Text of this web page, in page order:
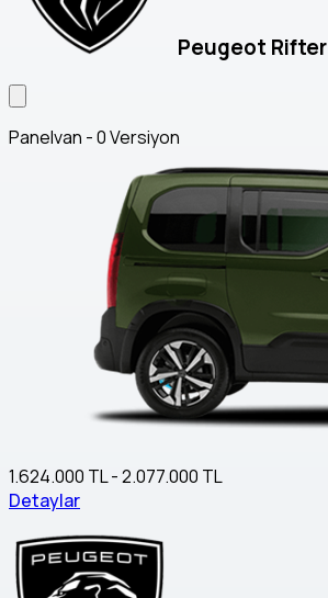
Peugeot Rifter
Panelvan - 0 Versiyon
1.624.000 TL - 2.077.000 TL
Detaylar